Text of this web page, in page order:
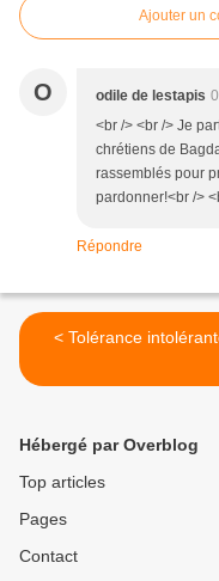
Ajouter un
O odile de lestapis
<br /> <br /> Je
chrétiens de
rassemblés pour
pardonner!<br />
Répondre
< Tolérance
Hébergé par Overblog
Top articles
Pages
Contact